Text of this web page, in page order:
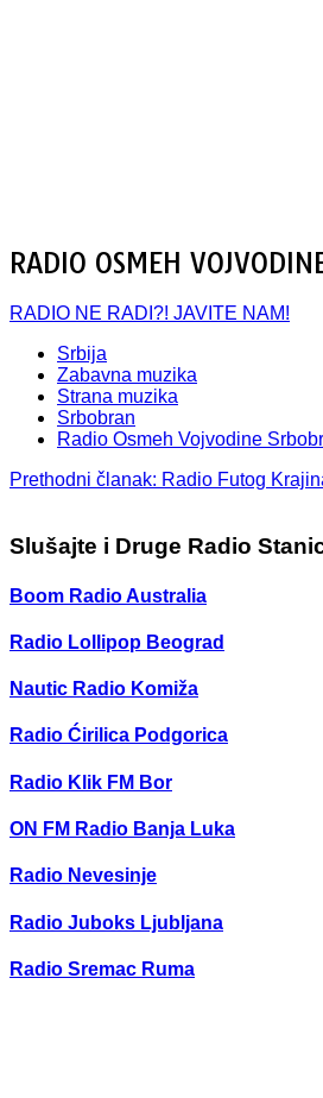
RADIO OSMEH
RADIO NE RADI?! JAVITE NAM!
Srbija
Zabavna muzika
Strana muzika
Srbobran
Radio Osmeh Vojvodine
Prethodni članak: Radio Futog
Slušajte i Druge Radio
Boom Radio Australia
Radio Lollipop Beograd
Nautic Radio Komiža
Radio Ćirilica Podgorica
Radio Klik FM Bor
ON FM Radio Banja Luka
Radio Nevesinje
Radio Juboks Ljubljana
Radio Sremac Ruma